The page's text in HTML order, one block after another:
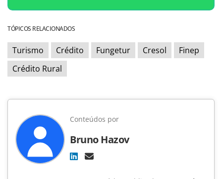
TÓPICOS RELACIONADOS
Turismo Crédito Fungetur Cresol
Finep
Crédito Rural
Conteúdos por
Bruno Hazov